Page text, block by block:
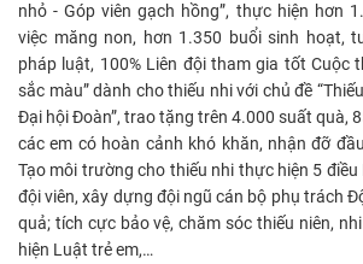
nhỏ - Góp viên gạch hồng”, thực hiện hơn
việc măng non, hơn 1.350 buổi sinh hoạt,
pháp luật, 100% Liên đội tham gia tốt Cuộc
sắc màu” dành cho thiếu nhi với chủ đề
Đại hội Đoàn”, trao tặng trên 4.000 suất quà,
các em có hoàn cảnh khó khăn, nhận đỡ
Tạo môi trường cho thiếu nhi thực hiện 5
đội viên, xây dựng đội ngũ cán bộ phụ trách
quả; tích cực bảo vệ, chăm sóc thiếu niên,
hiện Luật trẻ em,…